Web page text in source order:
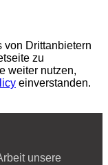
von Drittanbietern
zu
weiter nutzen,
einverstanden.
unsere